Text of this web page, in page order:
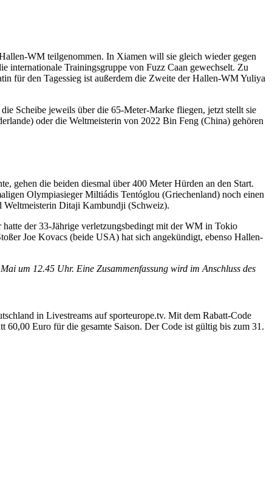
WM teilgenommen. In Xiamen will sie gleich wieder gegen
internationale Trainingsgruppe von Fuzz Caan gewechselt. Zu
für den Tagessieg ist außerdem die Zweite der Hallen-WM Yuliya
Scheibe jeweils über die 65-Meter-Marke fliegen, jetzt stellt sie
oder die Weltmeisterin von 2022 Bin Feng (China) gehören
gehen die beiden diesmal über 400 Meter Hürden an den Start.
Olympiasieger Miltiádis Tentóglou (Griechenland) noch einen
Weltmeisterin Ditaji Kambundji (Schweiz).
der 33-Jährige verletzungsbedingt mit der WM in Tokio
Joe Kovacs (beide USA) hat sich angekündigt, ebenso Hallen-
um 12.45 Uhr. Eine Zusammenfassung wird im Anschluss des
in Livestreams auf sporteurope.tv. Mit dem Rabatt-Code
60,00 Euro für die gesamte Saison. Der Code ist gültig bis zum 31.